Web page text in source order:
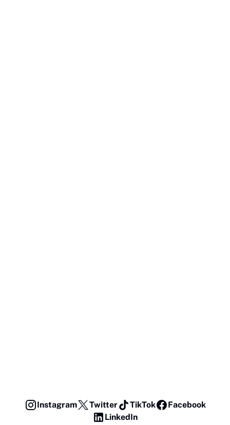
Instagram Twitter TikTok
Facebook
LinkedIn